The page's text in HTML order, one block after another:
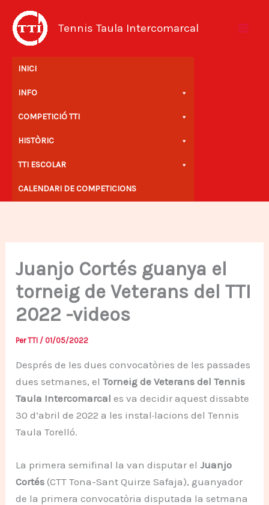
contingut
Tennis Taula Intercomarcal
INICI
INFO
COMPETICIÓ TTI
HISTÒRIC
TTI ESCOLAR
CALENDARI DE COMPETICIONS
Juanjo Cortés guanya el
torneig de Veterans del TTI
2022 -videos
Per TTI / 01/05/2022
Després de les dues convocatòries de les passades
dues setmanes, elTorneig de Veterans del Tennis
Taula Intercomarcal es va decidir aquest dissabte
30 d’abril de 2022 a les instal·lacions del Tennis
Taula Torelló.
La primera semifinal la van disputar elJuanjo
Cortés (CTT Tona-Sant Quirze Safaja), guanyador
de la primera convocatòria disputada la setmana